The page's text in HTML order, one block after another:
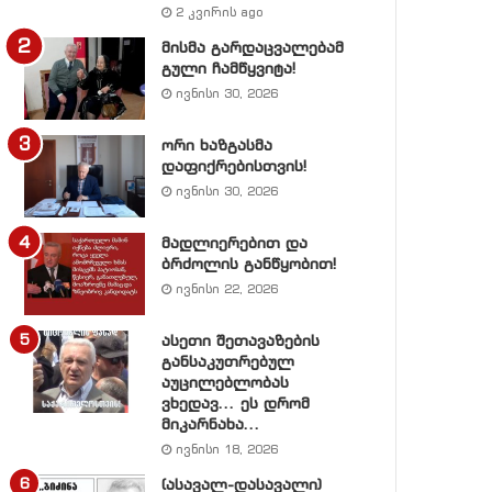
2 კვირის ago
მისმა გარდაცვალებამ
გული ჩამწყვიტა!
ივნისი 30, 2026
ორი ხაზგასმა
დაფიქრებისთვის!
ივნისი 30, 2026
მადლიერებით და
ბრძოლის განწყობით!
ივნისი 22, 2026
ასეთი შეთავაზების
განსაკუთრებულ
აუცილებლობას
ვხედავ… ეს დრომ
მიკარნახა…
ივნისი 18, 2026
(ასავალ-დასავალი)